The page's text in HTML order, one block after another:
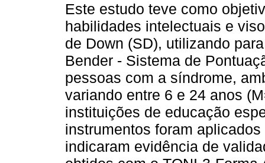
Este estudo teve como
habilidades intelectuais e
de Down (SD), utilizando
Bender - Sistema de
pessoas com a síndrome,
variando entre 6 e 24 anos
instituições de educação
instrumentos foram
indicaram evidência de